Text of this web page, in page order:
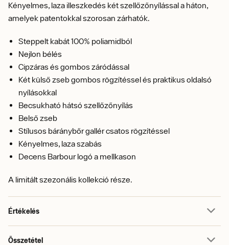
Kényelmes, laza illeszkedés két szellőzőnyílással a háton,
amelyek patentokkal szorosan zárhatók.
Steppelt kabát 100% poliamidból
Nejlon bélés
Cipzáras és gombos záródással
Két külső zseb gombos rögzítéssel és praktikus oldalsó
nyílásokkal
Becsukható hátsó szellőzőnyílás
Belső zseb
Stílusos báránybőr gallér csatos rögzítéssel
Kényelmes, laza szabás
Decens Barbour logó a mellkason
A limitált szezonális kollekció része.
Értékelés
Összetétel